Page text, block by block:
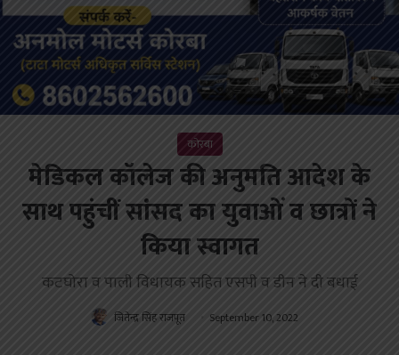
कोरबा
मेडिकल कॉलेज की अनुमति आदेश के
साथ पहुंचीं सांसद का युवाओं व छात्रों ने
किया स्वागत
कटघोरा व पाली विधायक सहित एसपी व डीन ने दी बधाई
जितेन्द्र सिंह राजपूत September 10, 2022